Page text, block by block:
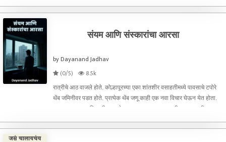
संयम आणि संस्कारांचा आरसा
by Dayanand Jadhav
(0/5)
8.5k
रात्रीचे आठ वाजले होते. कोल्हापूरच्या एका शांतशीर वसाहतीमध्ये पावसाचे टपोरे
थेंब जमिनीवर पडत होते. प्रत्येक थेंब जणू काही एक नवा विचार घेऊन येत होता.
त्या पावसात, एक खिडकीतून बाहेर पाहणारा एक तरुण – समीर – स्वतःशीच